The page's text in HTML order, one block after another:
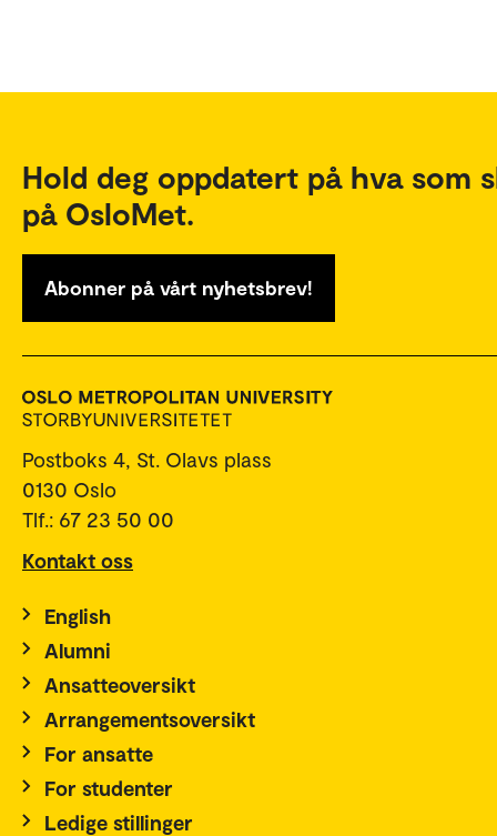
Hold deg oppdatert på hva som
på OsloMet.
Abonner på vårt nyhetsbrev!
Postboks 4, St. Olavs plass
0130 Oslo
Tlf.: 67 23 50 00
Kontakt oss
English
Alumni
Ansatteoversikt
Arrangementsoversikt
For ansatte
For studenter
Ledige stillinger